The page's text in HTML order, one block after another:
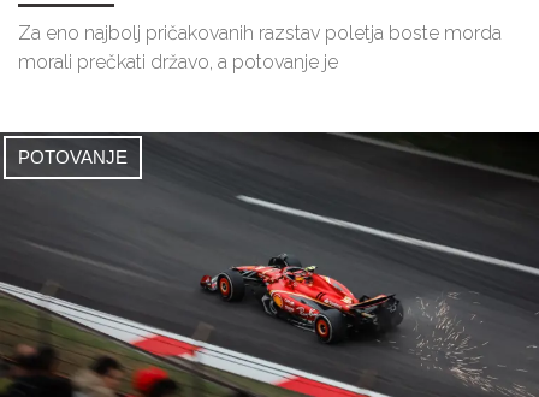
Za eno najbolj pričakovanih razstav poletja boste morda
morali prečkati državo, a potovanje je
POTOVANJE